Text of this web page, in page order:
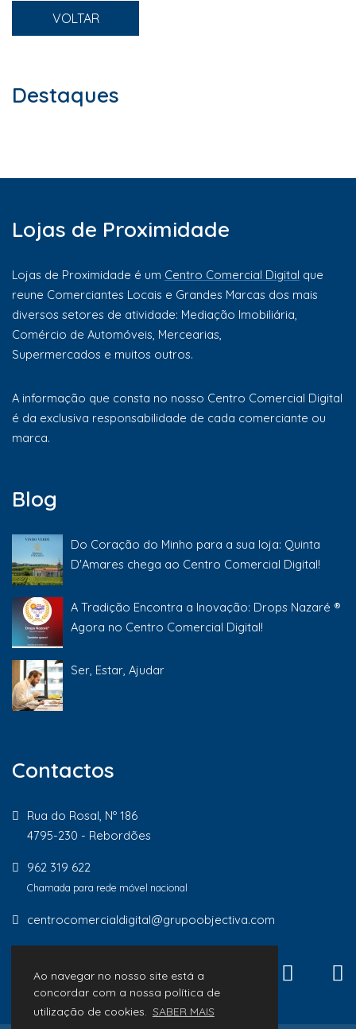
Ao navegar no nosso site está a
concordar com a nossa política de
utilização de cookies. SABER MAIS
VOLTAR
Destaques
Lojas de Proximidade
Lojas de Proximidade é um Centro Comercial Digital que
reune Comerciantes Locais e Grandes Marcas dos mais
diversos setores de atividade: Mediação Imobiliária,
Comércio de Automóveis, Mercearias,
Supermercados e muitos outros.
A informação que consta no nosso Centro Comercial Digital
é da exclusiva responsabilidade de cada comerciante ou
marca.
Blog
Do Coração do Minho para a sua loja: Quinta
D'Amares chega ao Centro Comercial Digital!
A Tradição Encontra a Inovação: Drops Nazaré ®
Agora no Centro Comercial Digital!
Ser, Estar, Ajudar
Contactos
Rua do Rosal, Nº 186
4795-230 - Rebordões
962 319 622
Chamada para rede móvel nacional
centrocomercialdigital@grupoobjectiva.com